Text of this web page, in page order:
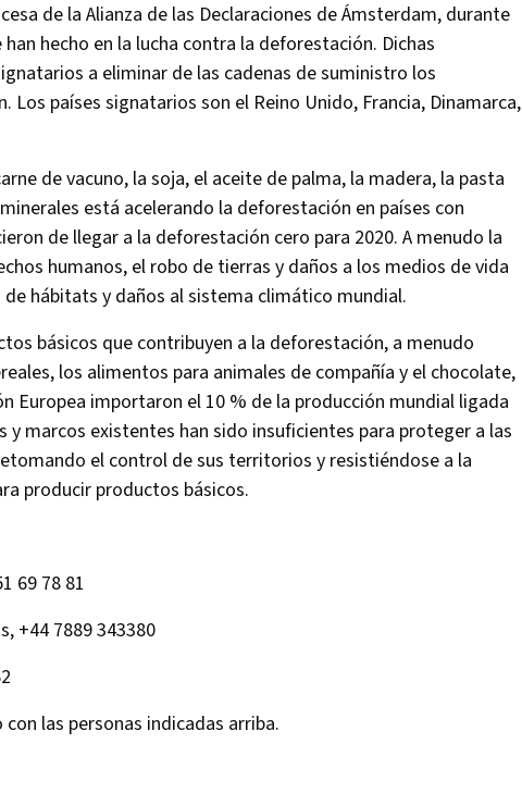
de la Alianza de las Declaraciones de Ámsterdam, durante
hecho en la lucha contra la deforestación. Dichas
a eliminar de las cadenas de suministro los
países signatarios son el Reino Unido, Francia, Dinamarca,
de vacuno, la soja, el aceite de palma, la madera, la pasta
está acelerando la deforestación en países con
de llegar a la deforestación cero para 2020. A menudo la
humanos, el robo de tierras y daños a los medios de vida
hábitats y daños al sistema climático mundial.
básicos que contribuyen a la deforestación, a menudo
los alimentos para animales de compañía y el chocolate,
Europea importaron el 10 % de la producción mundial ligada
y marcos existentes han sido insuficientes para proteger a las
el control de sus territorios y resistiéndose a la
producir productos básicos.
69 78 81
+44 7889 343380
las personas indicadas arriba.